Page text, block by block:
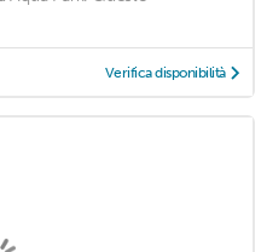
Verifica disponibilità